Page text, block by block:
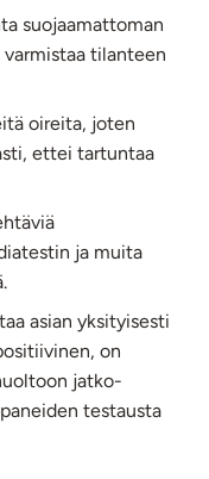
suojaamattoman
tilanteen
oireita, joten
ettei tartuntaa
ja muita
asian yksityisesti
on
jatko-
testausta